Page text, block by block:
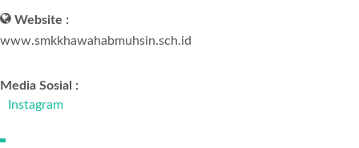
Website :
www.smkkhawahabmuhsin.sch.id
Media Sosial :
Instagram